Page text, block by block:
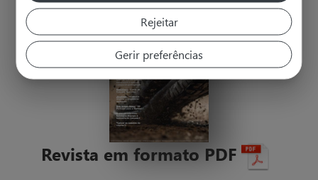
Rejeitar
Gerir preferências
Revista em formato PDF